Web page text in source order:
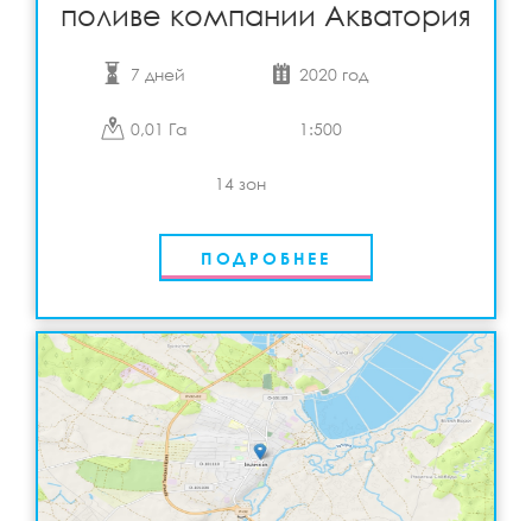
поливе компании Акватория
7 дней 2020 год
0,01 Га 1:500
14 зон
ПОДРОБНЕЕ